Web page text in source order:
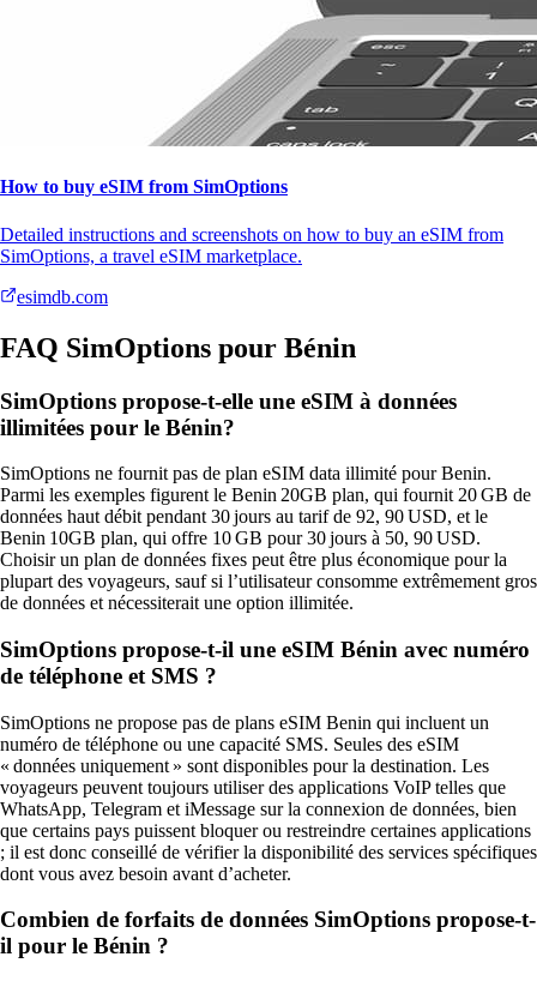
How to buy eSIM from SimOptions
Detailed instructions and screenshots on how to buy an eSIM from
SimOptions, a travel eSIM marketplace.
esimdb.com
FAQ SimOptions pour Bénin
SimOptions propose-t-elle une eSIM à données
illimitées pour le Bénin?
SimOptions ne fournit pas de plan eSIM data illimité pour Benin.
Parmi les exemples figurent le Benin 20GB plan, qui fournit 20 GB de
données haut débit pendant 30 jours au tarif de 92, 90 USD, et le
Benin 10GB plan, qui offre 10 GB pour 30 jours à 50, 90 USD.
Choisir un plan de données fixes peut être plus économique pour la
plupart des voyageurs, sauf si l’utilisateur consomme extrêmement gros
de données et nécessiterait une option illimitée.
SimOptions propose‑t‑il une eSIM Bénin avec numéro
de téléphone et SMS ?
SimOptions ne propose pas de plans eSIM Benin qui incluent un
numéro de téléphone ou une capacité SMS. Seules des eSIM
« données uniquement » sont disponibles pour la destination. Les
voyageurs peuvent toujours utiliser des applications VoIP telles que
WhatsApp, Telegram et iMessage sur la connexion de données, bien
que certains pays puissent bloquer ou restreindre certaines applications
; il est donc conseillé de vérifier la disponibilité des services spécifiques
dont vous avez besoin avant d’acheter.
Combien de forfaits de données SimOptions propose-t-
il pour le Bénin ?